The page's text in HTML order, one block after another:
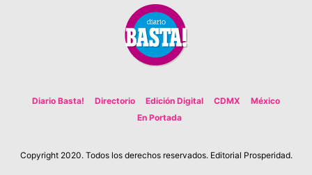
Diario Basta! Directorio Edición Digital CDMX
México
En Portada
Copyright 2020. Todos los derechos reservados. Editorial Prosperidad.